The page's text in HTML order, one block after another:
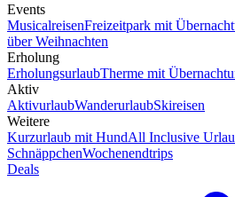
Events
MusicalreisenFreizeitpark mit
über Weihnachten
Erholung
ErholungsurlaubTherme mit
Aktiv
AktivurlaubWanderurlaubSkireisen
Weitere
Kurzurlaub mit HundAll Inclusive
SchnäppchenWochenendtrips
Deals